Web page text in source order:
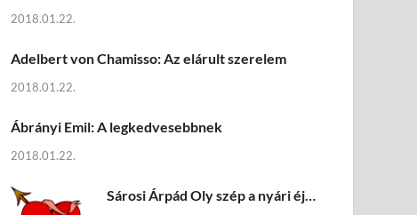
2018.01.22.
Adelbert von Chamisso: Az elárult szerelem
2018.01.22.
Ábrányi Emil: A legkedvesebbnek
2018.01.22.
Sárosi Árpád Oly szép a nyári éj…